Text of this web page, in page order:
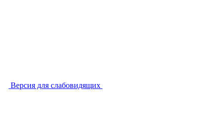
Версия для слабовидящих